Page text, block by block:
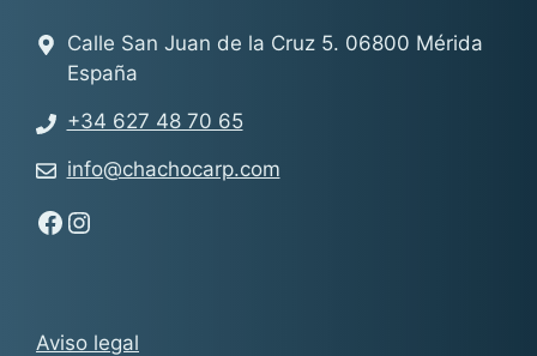
Aviso legal
Calle San Juan de la Cruz 5. 06800 Mérida
España
+34 627 48 70 65
info@chachocarp.com
Síguenos en Facebook - Chachocarp
Síguenos en Instagram - Chachocarp